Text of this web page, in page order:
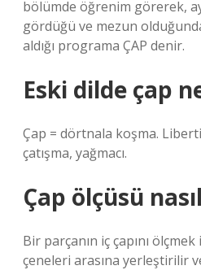
bölümde öğrenim görerek,
gördüğü ve mezun
aldığı programa ÇAP denir.
Eski dilde çap
Çap = dörtnala koşma.
çatışma, yağmacı.
Çap ölçüsü
Bir parçanın iç çapını
çeneleri arasına yerleştirilir